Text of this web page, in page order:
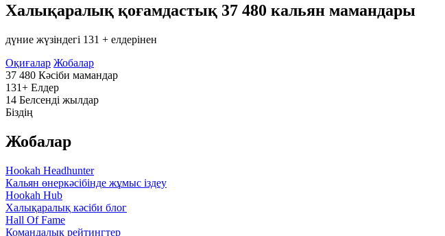
Халықаралық қоғамдастық 37 480 кальян мамандары
дүние жүзіндегі 131 + елдерінен
Оқиғалар Жобалар
37 480 Кәсіби мамандар
131+ Елдер
14 Белсенді жылдар
Біздің
Жобалар
Hookah Headhunter
Кальян өнеркәсібінде жұмыс іздеу
Hookah Hub
Халықаралық кәсіби блог
Hall Of Fame
Командалық рейтингтер